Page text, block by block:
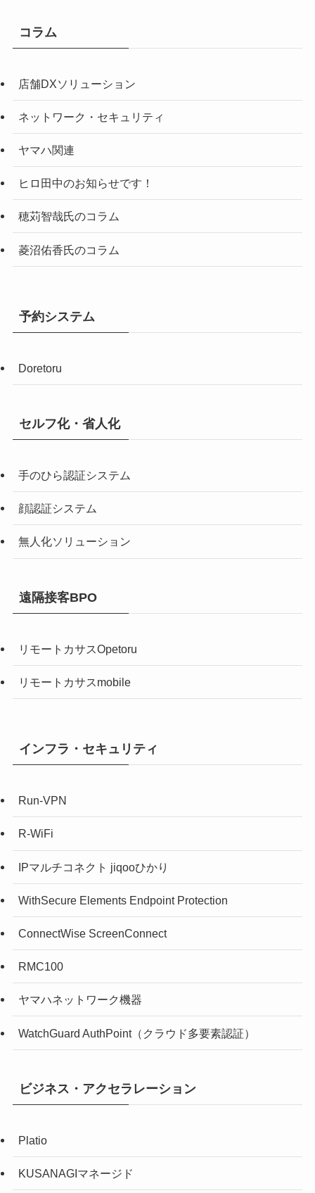
コラム
店舗DXソリューション
ネットワーク・セキュリティ
ヤマハ関連
ヒロ田中のお知らせです！
穂苅智哉氏のコラム
菱沼佑香氏のコラム
予約システム
Doretoru
セルフ化・省人化
手のひら認証システム
顔認証システム
無人化ソリューション
遠隔接客BPO
リモートカサスOpetoru
リモートカサスmobile
インフラ・セキュリティ
Run-VPN
R-WiFi
IPマルチコネクト jiqooひかり
WithSecure Elements Endpoint Protection
ConnectWise ScreenConnect
RMC100
ヤマハネットワーク機器
WatchGuard AuthPoint（クラウド多要素認証）
ビジネス・アクセラレーション
Platio
KUSANAGIマネージド